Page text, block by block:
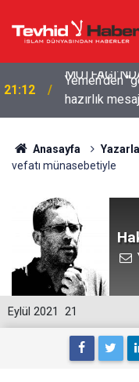
21:12
Yemen'den
hazırlık
Anasayfa
vefatı münasebetiyle
21
Eylül 2021